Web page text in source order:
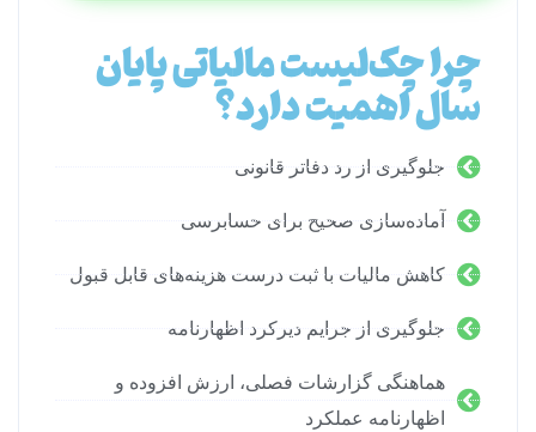
چرا چک‌لیست مالیاتی پایان
سال اهمیت دارد؟
جلوگیری از رد دفاتر قانونی
آماده‌سازی صحیح برای حسابرسی
کاهش مالیات با ثبت درست هزینه‌های قابل قبول
جلوگیری از جرایم دیرکرد اظهارنامه
هماهنگی گزارشات فصلی، ارزش افزوده و
اظهارنامه عملکرد